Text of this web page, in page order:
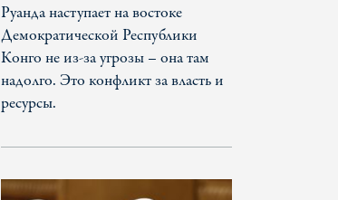
Руанда наступает на востоке
Демократической Республики
Конго не из-за угрозы – она там
надолго. Это конфликт за власть и
ресурсы.